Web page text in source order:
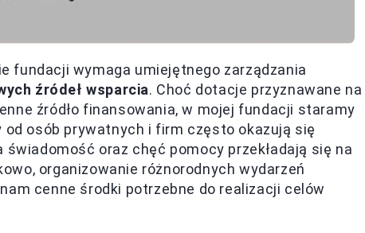
fundacji wymaga umiejętnego zarządzania
źródeł wsparcia. Choć dotacje przyznawane na
źródło finansowania, w mojej fundacji staramy
osób prywatnych i firm często okazują się
oraz chęć pomocy przekładają się na
organizowanie różnorodnych wydarzeń
cenne środki potrzebne do realizacji celów